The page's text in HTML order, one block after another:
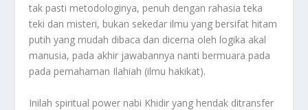
tak pasti metodologinya, penuh dengan rahasia teka
teki dan misteri, bukan sekedar ilmu yang bersifat hitam
putih yang mudah dibaca dan dicerna oleh logika akal
manusia, pada akhir jawabannya nanti bermuara pada
pada pemahaman Ilahiah (ilmu hakikat).
Inilah spiritual power nabi Khidir yang hendak ditransfer